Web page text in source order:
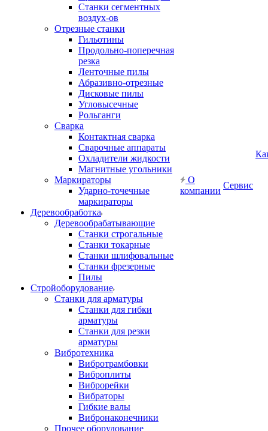
Станки сегментных
воздух-ов
Отрезные станки
Гильотины
Продольно-поперечная
резка
Ленточные пилы
Абразивно-отрезные
Дисковые пилы
Угловысечные
Рольганги
Сварка
Контактная сварка
Сварочные аппараты
Охладители жидкости
Магнитные угольники
Маркираторы
Ударно-точечные
маркираторы
Деревообработка
Деревообрабатывающие
Станки строгальные
Станки токарные
Станки шлифовальные
Станки фрезерные
Пилы
Стройоборудование
Станки для арматуры
Станки для гибки
арматуры
Станки для резки
арматуры
Вибротехника
Вибротрамбовки
Виброплиты
Виброрейки
Вибраторы
Гибкие валы
Вибронаконечники
Прочее оборудование
О
компании
Сервис